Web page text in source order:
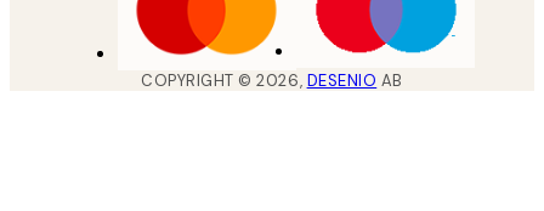
COPYRIGHT ©2026, DESENIO AB